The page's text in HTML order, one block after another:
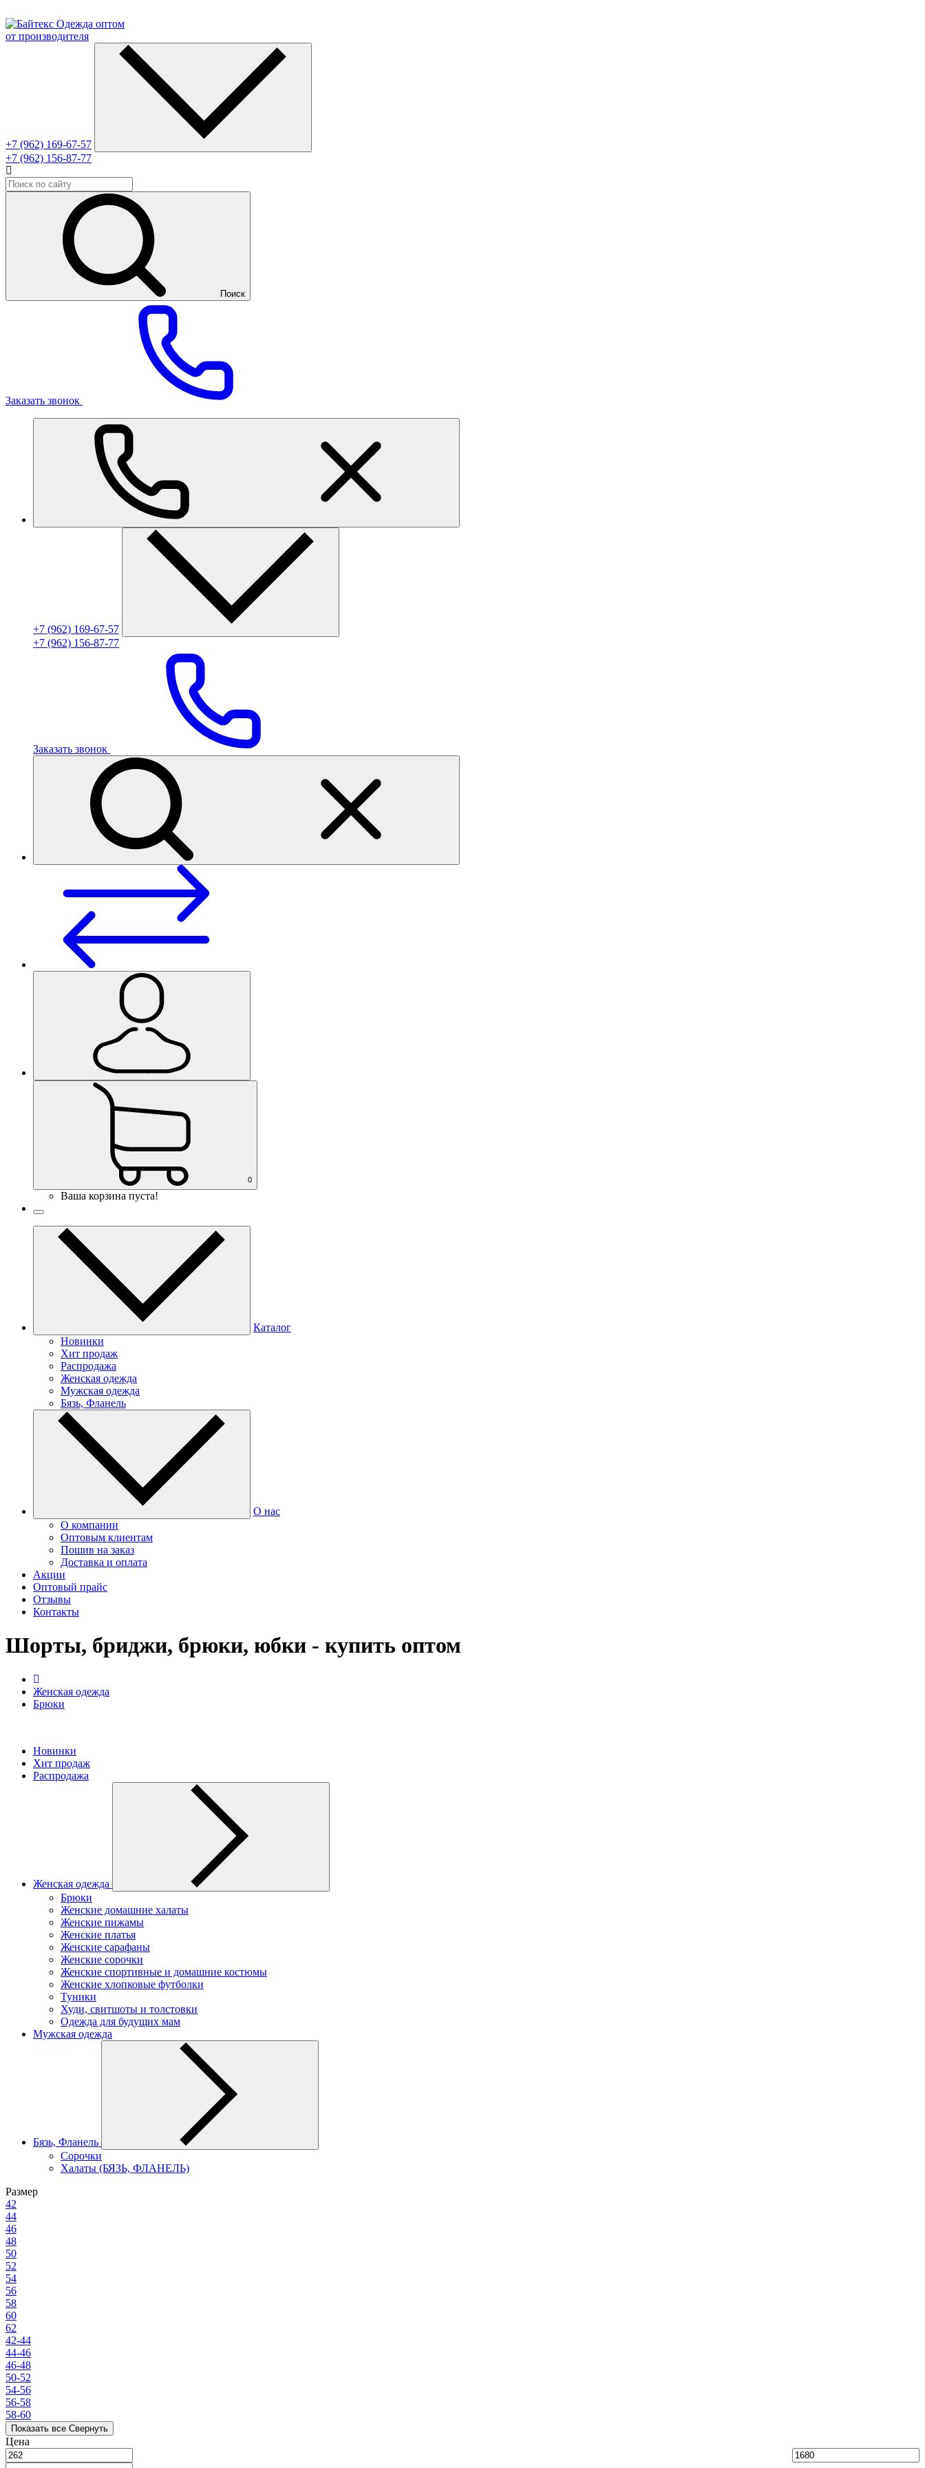
Одежда оптом
от производителя
+7 (962) 169-67-57
+7 (962) 156-87-77
Поиск
Заказать звонок
+7 (962) 169-67-57
+7 (962) 156-87-77
Заказать звонок
0
Ваша корзина пуста!
Каталог
Новинки
Хит продаж
Распродажа
Женская одежда
Мужская одежда
Бязь, Фланель
О нас
О компании
Оптовым клиентам
Пошив на заказ
Доставка и оплата
Акции
Оптовый прайс
Отзывы
Контакты
Шорты, бриджи, брюки, юбки - купить оптом
Женская одежда
Брюки
Новинки
Хит продаж
Распродажа
Женская одежда
Брюки
Женские домашние халаты
Женские пижамы
Женские платья
Женские сарафаны
Женские сорочки
Женские спортивные и домашние костюмы
Женские хлопковые футболки
Туники
Худи, свитшоты и толстовки
Одежда для будущих мам
Мужская одежда
Бязь, Фланель
Сорочки
Халаты (БЯЗЬ, ФЛАНЕЛЬ)
Размер
42
44
46
48
50
52
54
56
58
60
62
42-44
44-46
46-48
50-52
54-56
56-58
58-60
Показать все Свернуть
Цена